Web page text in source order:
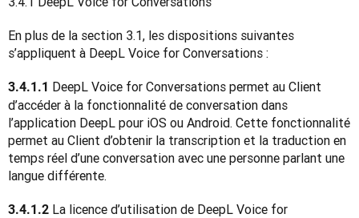
En plus de la section 3.1, les dispositions suivantes
s’appliquent à DeepL Voice for Conversations :
3.4.1.1 DeepL Voice for Conversations permet au Client
d’accéder à la fonctionnalité de conversation dans
l’application DeepL pour iOS ou Android. Cette fonctionnalité
permet au Client d’obtenir la transcription et la traduction en
temps réel d’une conversation avec une personne parlant une
langue différente.
3.4.1.2 La licence d’utilisation de DeepL Voice for